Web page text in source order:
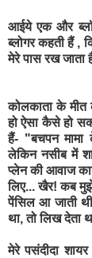
आईये एक और
ब्लोगर कहती हैं ,
मेरे पास रख जाता
कोलकाता के मीत
हो ऐसा कैसे हो
हैं- "बचपन मामा
लेकिन नसीब में
प्लेन की आवाज
लिए... खैर! कब
पेंसिल आ जाती
था, तो लिख देता
मेरे पसंदीदा